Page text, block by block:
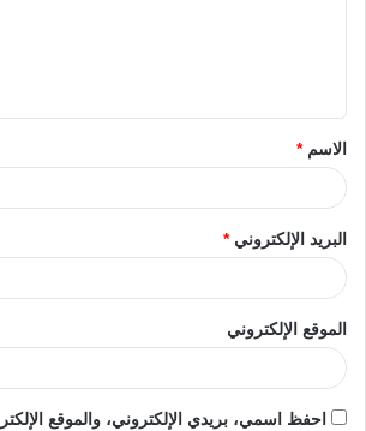
الاسم*
البريد الإلكتروني*
الموقع الإلكتروني
احفظ اسمي، بريدي الإلكتروني، والموقع